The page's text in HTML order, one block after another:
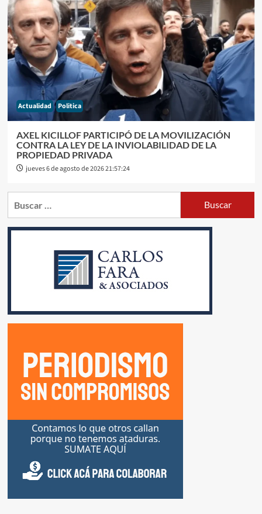
Actualidad Politica
AXEL KICILLOF PARTICIPÓ DE LA MOVILIZACIÓN
CONTRA LA LEY DE LA INVIOLABILIDAD DE LA
PROPIEDAD PRIVADA
jueves 6 de agosto de 2026 21:57:24